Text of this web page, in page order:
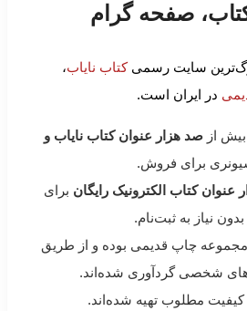
صفحه گرام
سایت رسمیکتاب نایاب،
در ایران است.
از صد هزار عنوان کتاب نایاب و
برای فروش.
عنوان کتاب الکترونیک رایگان برای
نیاز به ثبت‌نام.
مجموعه چاپ قدیمی بوده و از طریق
شخصی گردآوری شده‌اند.
مطلوب تهیه شده‌اند.